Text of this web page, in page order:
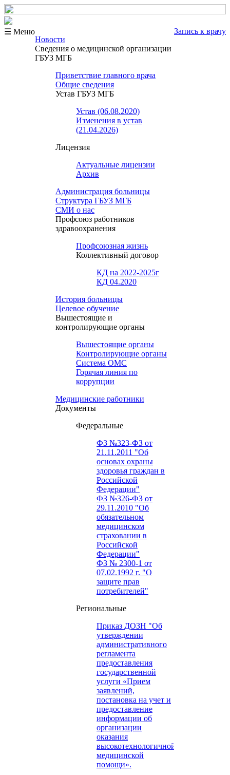
☰ Меню
Запись к врачу
Новости
Сведения о медицинской организации
ГБУЗ МГБ
Приветствие главного врача
Общие сведения
Устав ГБУЗ МГБ
Устав (06.08.2020)
Изменения в устав
(21.04.2026)
Лицензия
Актуальные лицензии
Архив
Администрация больницы
Структура ГБУЗ МГБ
СМИ о нас
Профсоюз работников
здравоохранения
Профсоюзная жизнь
Коллективный договор
КД на 2022-2025г
КД 04.2020
История больницы
Целевое обучение
Вышестоящие и
контролирующие органы
Вышестоящие органы
Контролирующие органы
Система ОМС
Горячая линия по
коррупции
Медицинские работники
Документы
Федеральные
ФЗ №323-ФЗ от
21.11.2011 "Об
основах охраны
здоровья граждан в
Российской
Федерации"
ФЗ №326-ФЗ от
29.11.2010 "Об
обязательном
медицинском
страховании в
Российской
Федерации"
ФЗ № 2300-1 от
07.02.1992 г. "О
защите прав
потребителей"
Региональные
Приказ ДОЗН "Об
утверждении
административного
регламента
предоставления
государственной
услуги «Прием
заявлений,
постановка на учет и
предоставление
информации об
организации
оказания
высокотехнологичной
медицинской
помощи».